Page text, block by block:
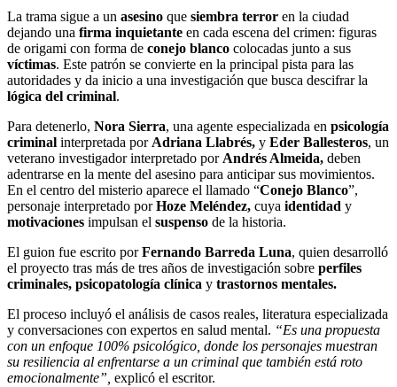
La trama sigue a un asesino que siembra terror en la ciudad
dejando una firma inquietante en cada escena del crimen: figuras
de origami con forma de conejo blanco colocadas junto a sus
víctimas. Este patrón se convierte en la principal pista para las
autoridades y da inicio a una investigación que busca descifrar la
lógica del criminal.
Para detenerlo, Nora Sierra, una agente especializada en psicología
criminal interpretada por Adriana Llabrés, y Eder Ballesteros, un
veterano investigador interpretado por Andrés Almeida, deben
adentrarse en la mente del asesino para anticipar sus movimientos.
En el centro del misterio aparece el llamado “Conejo Blanco”,
personaje interpretado porHoze Meléndez, cuya identidad y
motivaciones impulsan el suspenso de la historia.
El guion fue escrito porFernando Barreda Luna, quien desarrolló
el proyecto tras más de tres años de investigación sobre perfiles
criminales, psicopatología clínica y trastornos mentales.
El proceso incluyó el análisis de casos reales, literatura especializada
y conversaciones con expertos en salud mental. “Es una propuesta
con un enfoque 100% psicológico, donde los personajes muestran
su resiliencia al enfrentarse a un criminal que también está roto
emocionalmente”, explicó el escritor.